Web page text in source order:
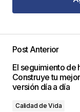
publicada.
marcados con
Comentario
Post Anterior
El seguimiento de
Construye tu mejor
versión día a día
Calidad de Vida